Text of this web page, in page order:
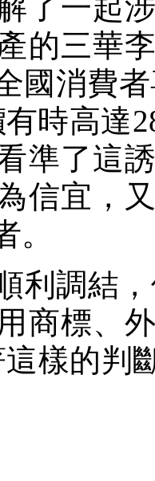
了一起
的三華
國消費
時高達
準了這
信宜，
調結，
商標、
樣的判